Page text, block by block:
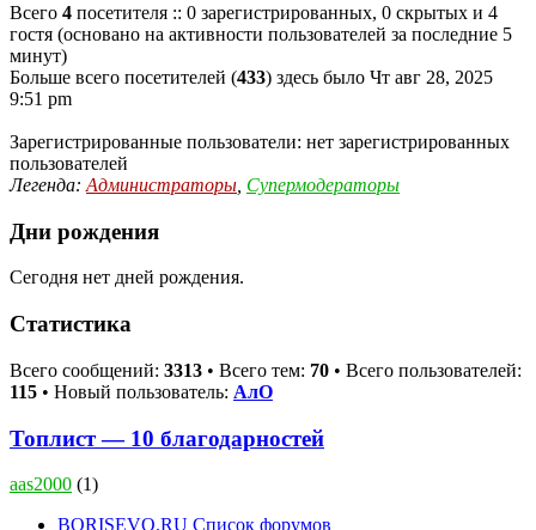
Всего 4 посетителя :: 0 зарегистрированных, 0 скрытых и 4
гостя (основано на активности пользователей за последние 5
минут)
Больше всего посетителей (433) здесь было Чт авг 28, 2025
9:51 pm
Зарегистрированные пользователи: нет зарегистрированных
пользователей
Легенда: Администраторы Супермодераторы
Дни рождения
Сегодня нет дней рождения.
Статистика
Всего сообщений: 3313 • Всего тем: 70 • Всего пользователей:
115 • Новый пользователь: АлО
Топлист — 10 благодарностей
aas2000 (1)
BORISEVO.RU Список форумов